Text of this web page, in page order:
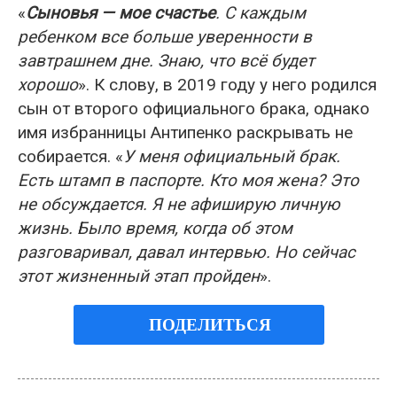
«Сыновья — мое счастье. С каждым
ребенком все больше уверенности в
завтрашнем дне. Знаю, что всё будет
хорошо». К слову, в 2019 году у него родился
сын от второго официального брака, однако
имя избранницы Антипенко раскрывать не
собирается. «У меня официальный брак.
Есть штамп в паспорте. Кто моя жена? Это
не обсуждается. Я не афиширую личную
жизнь. Было время, когда об этом
разговаривал, давал интервью. Но сейчас
этот жизненный этап пройден».
ПОДЕЛИТЬСЯ